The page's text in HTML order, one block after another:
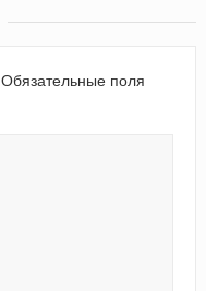
Обязательные поля